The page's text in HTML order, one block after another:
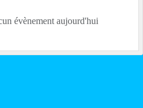
évènement aujourd'hui